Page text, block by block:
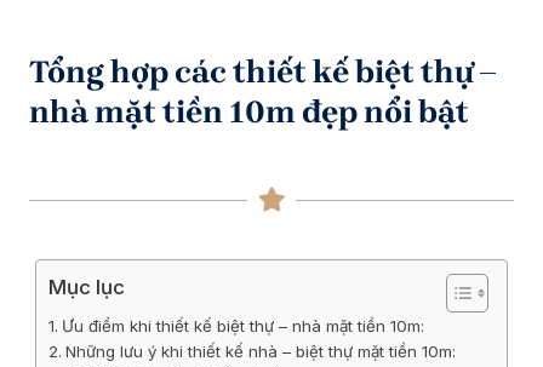
Tổng hợp các thiết kế biệt thự –
nhà mặt tiền 10m đẹp nổi bật
Mục lục
Ưu điểm khi thiết kế biệt thự – nhà mặt tiền 10m:
Những lưu ý khi thiết kế nhà – biệt thự mặt tiền 10m: